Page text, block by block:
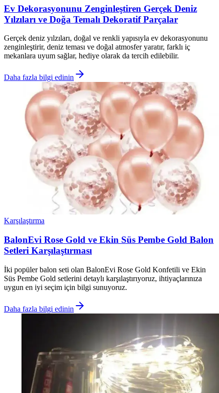
Ev Dekorasyonunu Zenginleştiren Gerçek Deniz
Yılzıları ve Doğa Temalı Dekoratif Parçalar
Gerçek deniz yılzıları, doğal ve renkli yapısıyla ev dekorasyonunu
zenginleştirir, deniz teması ve doğal atmosfer yaratır, farklı iç
mekanlara uyum sağlar, hediye olarak da tercih edilebilir.
Daha fazla bilgi edinin
Karşılaştırma
BalonEvi Rose Gold ve Ekin Süs Pembe Gold Balon
Setleri Karşılaştırması
İki popüler balon seti olan BalonEvi Rose Gold Konfetili ve Ekin
Süs Pembe Gold setlerini detaylı karşılaştırıyoruz, ihtiyaçlarınıza
uygun en iyi seçim için bilgi sunuyoruz.
Daha fazla bilgi edinin